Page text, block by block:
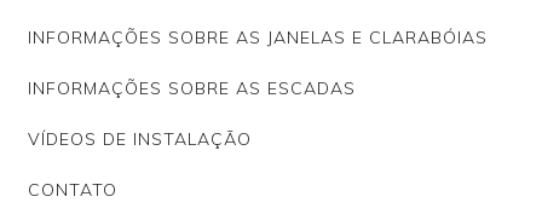
INFORMAÇÕES SOBRE AS JANELAS E CLARABÓIAS
INFORMAÇÕES SOBRE AS ESCADAS
VÍDEOS DE INSTALAÇÃO
CONTATO